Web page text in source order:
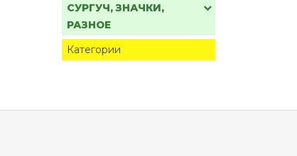
СУРГУЧ, ЗНАЧКИ,
РАЗНОЕ
Категории